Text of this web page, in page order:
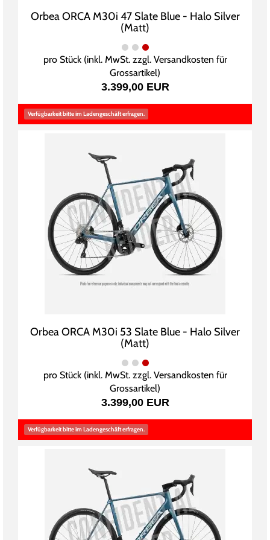
Orbea ORCA M30i 47 Slate Blue - Halo Silver
(Matt)
pro Stück (inkl. MwSt. zzgl. Versandkosten für
Grossartikel)
3.399,00 EUR
Verfügbarkeit bitte im Ladengeschäft erfragen.
Orbea ORCA M30i 53 Slate Blue - Halo Silver
(Matt)
pro Stück (inkl. MwSt. zzgl. Versandkosten für
Grossartikel)
3.399,00 EUR
Verfügbarkeit bitte im Ladengeschäft erfragen.